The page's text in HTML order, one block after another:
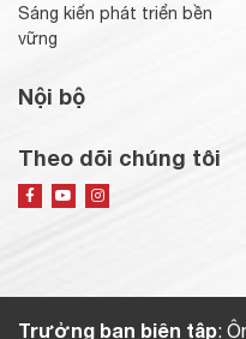
Sáng kiến phát triển bền
vững
Nội bộ
Theo dõi chúng tôi
Trưởng ban biên tập: